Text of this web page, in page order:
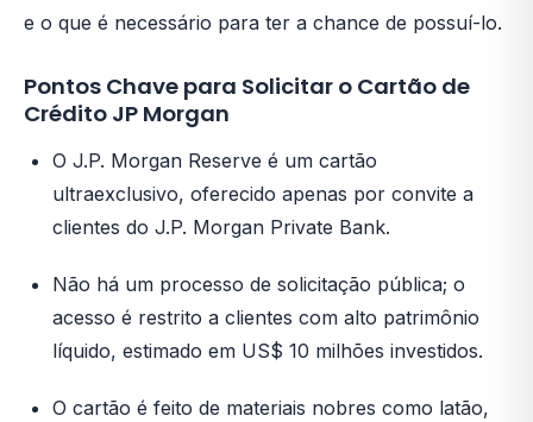
e o que é necessário para ter a chance de possuí-lo.
Pontos Chave para Solicitar o Cartão de
Crédito JP Morgan
O J.P. Morgan Reserve é um cartão
ultraexclusivo, oferecido apenas por convite a
clientes do J.P. Morgan Private Bank.
Não há um processo de solicitação pública; o
acesso é restrito a clientes com alto patrimônio
líquido, estimado em US$ 10 milhões investidos.
O cartão é feito de materiais nobres como latão,